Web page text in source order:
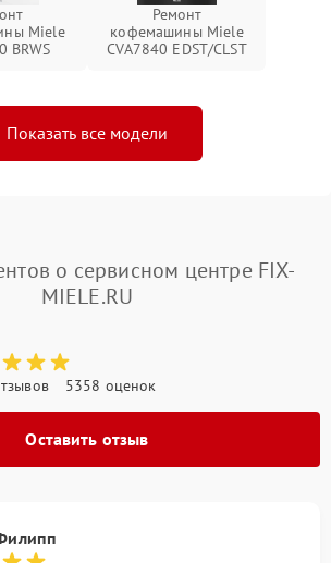
Miele
BRWS
Ремонт
кофемашины Miele
CVA7840 EDST/CLST
Показать все модели
о сервисном центре FIX-
MIELE.RU
5358 оценок
Оставить отзыв